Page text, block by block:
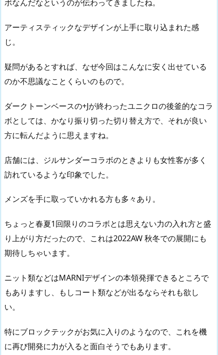
ボなんだなというのが伝わってきましたね。
アーティスティックなデザインが上手に取り込まれた感
じ。
疑問があるとすれば、なぜ今回はこんなに安く出せている
のか不思議なことくらいのもので。
ダークトーンベースの+Jが終わったユニクロの後釜的なコラ
ボとしては、かなり振り切った切り替え方で、それが良い
方に転んだように思えますね。
店舗には、ジルサンダーコラボのときよりも女性客が多く
訪れているような印象でした。
メンズを手に取っていかれる方も多々あり。
ちょっと春夏1回限りのコラボとは思えない力の入れ方と盛
り上がり方だったので、これは2022AW 秋冬での展開にも
期待しちゃいます。
ニット類などはMARNIデザインの本領発揮できるところで
もありますし、もしコート類などが出るならそれも欲し
い。
特にブロックテックがお気に入りのようなので、これを機
に再び開発に力が入ると面白そうでもあります。